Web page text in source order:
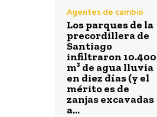
Agentes de cambio
Los parques de la
precordillera de
Santiago
infiltraron 10.400
m³ de agua lluvia
en diez días (y el
mérito es de
zanjas excavadas
a...